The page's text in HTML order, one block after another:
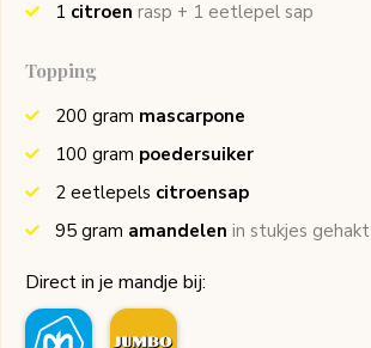
1 citroen rasp + 1 eetlepel sap
Topping
200 gram mascarpone
100 gram poedersuiker
2 eetlepels citroensap
95 gram amandelen in stukjes gehakt
Direct in je mandje bij: